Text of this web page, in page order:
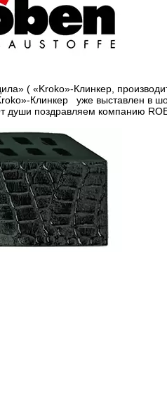
( «Kroko»-Клинкер,
Клинкер уже выставлен в
души поздравляем компанию